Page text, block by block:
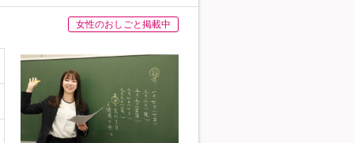
女性のおしごと掲載中